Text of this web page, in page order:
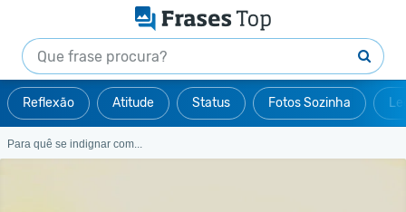
Reflexão Atitude Status Fotos Sozinha
Para quê se indignar com...